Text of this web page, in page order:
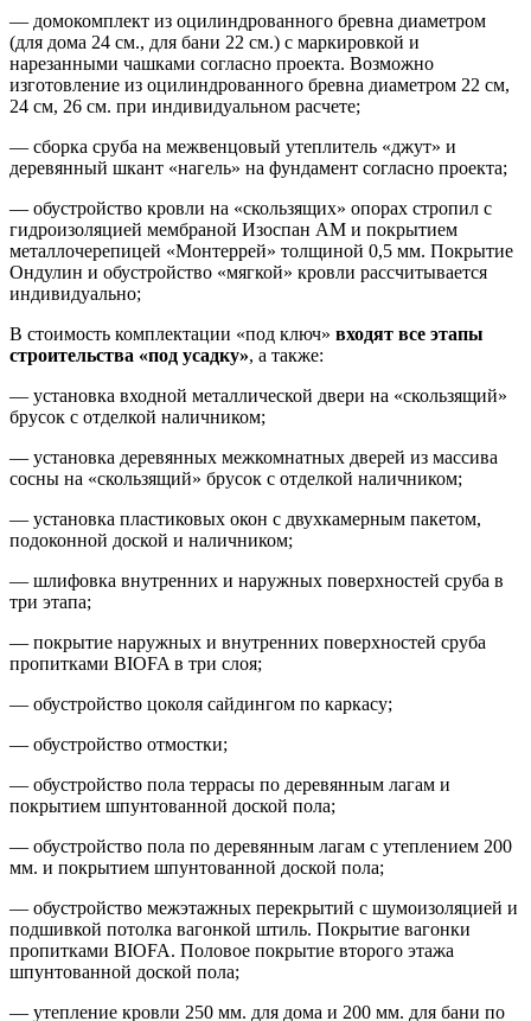
— домокомплект из оцилиндрованного бревна диаметром
(для дома 24 см., для бани 22 см.) с маркировкой и
нарезанными чашками согласно проекта. Возможно
изготовление из оцилиндрованного бревна диаметром 22 см,
24 см, 26 см. при индивидуальном расчете;
— сборка сруба на межвенцовый утеплитель «джут» и
деревянный шкант «нагель» на фундамент согласно проекта;
— обустройство кровли на «скользящих» опорах стропил с
гидроизоляцией мембраной Изоспан АМ и покрытием
металлочерепицей «Монтеррей» толщиной 0,5 мм. Покрытие
Ондулин и обустройство «мягкой» кровли рассчитывается
индивидуально;
В стоимость комплектации «под ключ» входят все этапы
строительства «под усадку», а также:
— установка входной металлической двери на «скользящий»
брусок с отделкой наличником;
— установка деревянных межкомнатных дверей из массива
сосны на «скользящий» брусок с отделкой наличником;
— установка пластиковых окон с двухкамерным пакетом,
подоконной доской и наличником;
— шлифовка внутренних и наружных поверхностей сруба в
три этапа;
— покрытие наружных и внутренних поверхностей сруба
пропитками BIOFA в три слоя;
— обустройство цоколя сайдингом по каркасу;
— обустройство отмостки;
— обустройство пола террасы по деревянным лагам и
покрытием шпунтованной доской пола;
— обустройство пола по деревянным лагам с утеплением 200
мм. и покрытием шпунтованной доской пола;
— обустройство межэтажных перекрытий с шумоизоляцией и
подшивкой потолка вагонкой штиль. Покрытие вагонки
пропитками BIOFA. Половое покрытие второго этажа
шпунтованной доской пола;
— утепление кровли 250 мм. для дома и 200 мм. для бани по